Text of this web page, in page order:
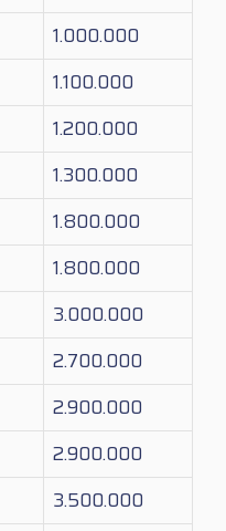
1.000.000
1.100.000
1.200.000
1.300.000
1.800.000
1.800.000
3.000.000
2.700.000
2.900.000
2.900.000
3.500.000